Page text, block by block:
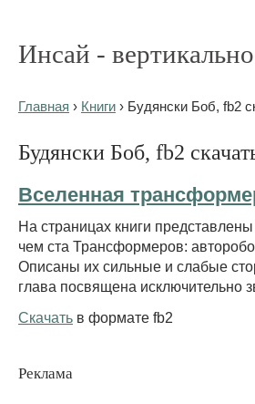
Инсай -
Главная › Книги › Будянски Боб, fb2
Будянски Боб, fb2
Вселенная
На страницах книги
чем ста Трансформеров:
Описаны их сильные и слабые
глава посвящена исключительно
Скачать в формате fb2
Реклама